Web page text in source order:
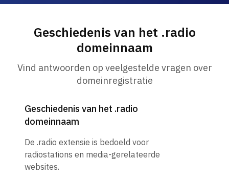
Geschiedenis van het .radio
domeinnaam
Vind antwoorden op veelgestelde vragen over
domeinregistratie
Geschiedenis van het .radio
domeinnaam
De .radio extensie is bedoeld voor
radiostations en media-gerelateerde
websites.